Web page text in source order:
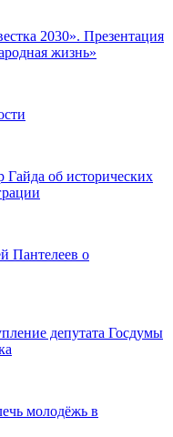
2030». Презентация
жизнь»
об исторических
Пантелеев о
депутата Госдумы
молодёжь в